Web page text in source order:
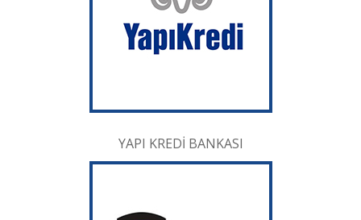
YAPI KREDİ BANKASI